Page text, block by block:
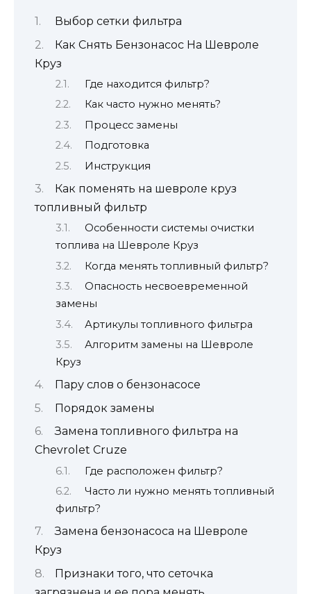
Выбор сетки фильтра
Как Снять Бензонасос На Шевроле
Круз
Где находится фильтр?
Как часто нужно менять?
Процесс замены
Подготовка
Инструкция
Как поменять на шевроле круз
топливный фильтр
Особенности системы очистки
топлива на Шевроле Круз
Когда менять топливный фильтр?
Опасность несвоевременной
замены
Артикулы топливного фильтра
Алгоритм замены на Шевроле
Круз
Пару слов о бензонасосе
Порядок замены
Замена топливного фильтра на
Chevrolet Cruze
Где расположен фильтр?
Часто ли нужно менять топливный
фильтр?
Замена бензонасоса на Шевроле
Круз
Признаки того, что сеточка